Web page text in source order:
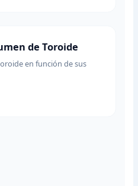
de Toroide
en función de sus